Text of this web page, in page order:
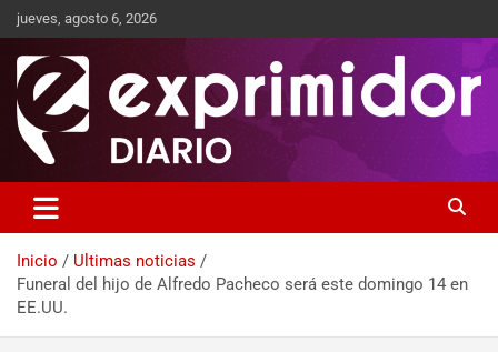
jueves, agosto 6, 2026
Exprimidor media
Inicio
Ultimas noticias
Funeral del hijo de Alfredo Pacheco será este domingo 14 en
EE.UU.